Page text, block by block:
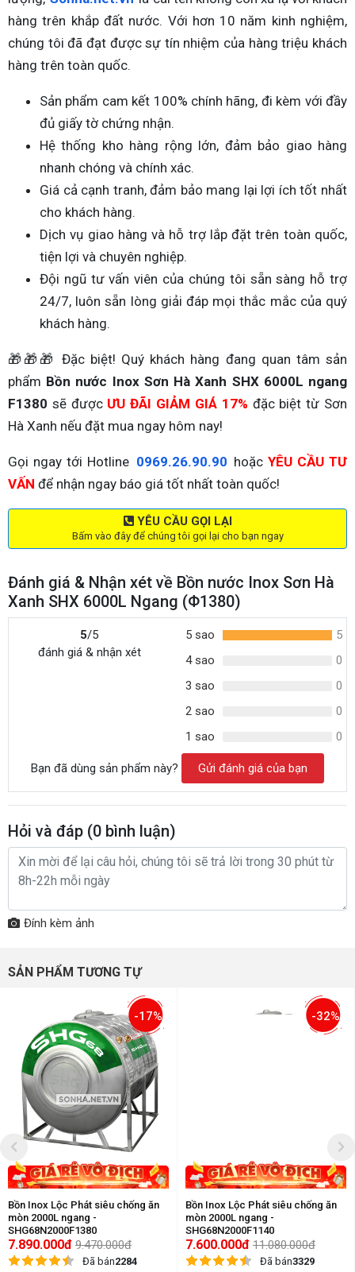
hàng trên khắp đất nước. Với hơn 10 năm kinh nghiệm,
chúng tôi đã đạt được sự tín nhiệm của hàng triệu khách
hàng trên toàn quốc.
Sản phẩm cam kết 100% chính hãng, đi kèm với đầy
đủ giấy tờ chứng nhận.
Hệ thống kho hàng rộng lớn, đảm bảo giao hàng
nhanh chóng và chính xác.
Giá cả cạnh tranh, đảm bảo mang lại lợi ích tốt nhất
cho khách hàng.
Dịch vụ giao hàng và hỗ trợ lắp đặt trên toàn quốc,
tiện lợi và chuyên nghiệp.
Đội ngũ tư vấn viên của chúng tôi sẵn sàng hỗ trợ
24/7, luôn sẵn lòng giải đáp mọi thắc mắc của quý
khách hàng.
🎁🎁🎁 Đặc biệt! Quý khách hàng đang quan tâm sản
phẩm Bồn nước Inox Sơn Hà Xanh SHX 6000L ngang
F1380 sẽ được ƯU ĐÃI GIẢM GIÁ 17% đặc biệt từ Sơn
Hà Xanh nếu đặt mua ngay hôm nay!
Gọi ngay tới Hotline 0969.26.90.90 hoặc YÊU CẦU TƯ
VẤN để nhận ngay báo giá tốt nhất toàn quốc!
YÊU CẦU GỌI LẠI
Bấm vào đây để chúng tôi gọi lại cho bạn ngay
Đánh giá & Nhận xét về Bồn nước Inox Sơn Hà
Xanh SHX 6000L Ngang (Φ1380)
5/5
đánh giá & nhận xét
5 sao
5
4 sao
0
3 sao
0
2 sao
0
1 sao
0
Bạn đã dùng sản phẩm này? Gửi đánh giá của bạn
Hỏi và đáp (0 bình luận)
Đính kèm ảnh
SẢN PHẨM TƯƠNG TỰ
-17%
Bồn Inox Lộc Phát siêu chống ăn
mòn 2000L ngang -
SHG68N2000F1380
7.890.000đ 9.470.000đ
Đã bán2284
-32%
Bồn Inox Lộc Phát siêu chống ăn
mòn 2000L ngang -
SHG68N2000F1140
7.600.000đ 11.080.000đ
Đã bán3329